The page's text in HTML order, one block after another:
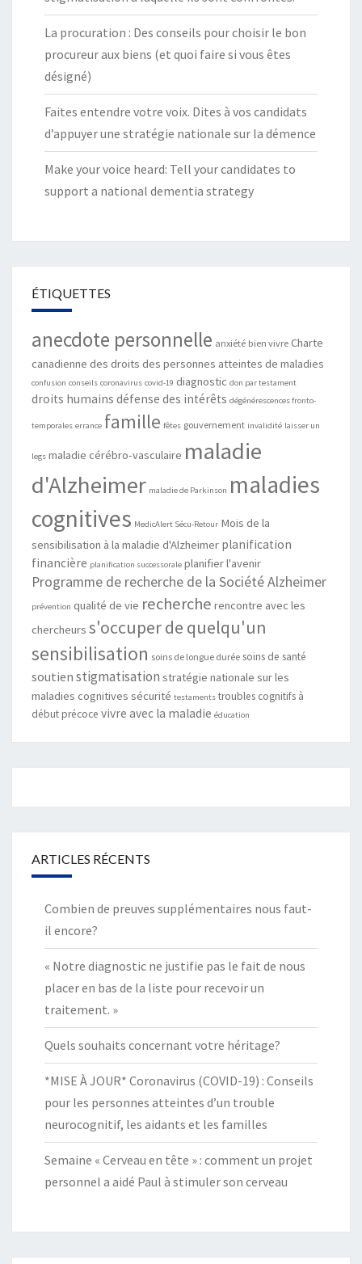
La procuration : Des conseils pour choisir le bon
procureur aux biens (et quoi faire si vous êtes
désigné)
Faites entendre votre voix. Dites à vos candidats
d’appuyer une stratégie nationale sur la démence
Make your voice heard: Tell your candidates to
support a national dementia strategy
ÉTIQUETTES
anecdote personnelle anxiété bien vivre Charte
canadienne des droits des personnes atteintes de maladies
confusion conseils coronavirus covid-19 diagnostic don par testament
droits humains défense des intérêts dégénérescences fronto-
temporales errance famille fêtes gouvernement invalidité laisser un
legs maladie cérébro-vasculaire maladie
d'Alzheimer maladie de Parkinson maladies
cognitives MedicAlert Sécu-Retour Mois de la
sensibilisation à la maladie d'Alzheimer planification
financière planification successorale planifier l'avenir
Programme de recherche de la Société Alzheimer
prévention qualité de vie recherche rencontre avec les
chercheurs s'occuper de quelqu'un
sensibilisation soins de longue durée soins de santé
soutien stigmatisation stratégie nationale sur les
maladies cognitives sécurité testaments troubles cognitifs à
début précoce vivre avec la maladie éducation
ARTICLES RÉCENTS
Combien de preuves supplémentaires nous faut-
il encore?
« Notre diagnostic ne justifie pas le fait de nous
placer en bas de la liste pour recevoir un
traitement. »
Quels souhaits concernant votre héritage?
*MISE À JOUR* Coronavirus (COVID-19) : Conseils
pour les personnes atteintes d’un trouble
neurocognitif, les aidants et les familles
Semaine « Cerveau en tête » : comment un projet
personnel a aidé Paul à stimuler son cerveau